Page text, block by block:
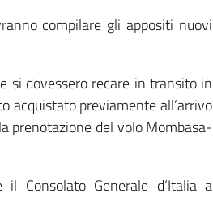
compilare gli appositi nuovi
si dovessero recare in transito in
acquistato previamente all’arrivo
prenotazione del volo Mombasa-
Consolato Generale d’Italia a